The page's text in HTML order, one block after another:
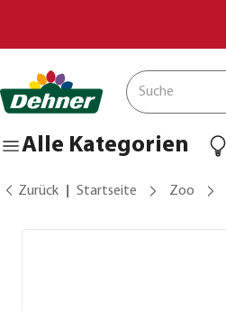
Alle Kategorien
Zurück Startseite Zoo